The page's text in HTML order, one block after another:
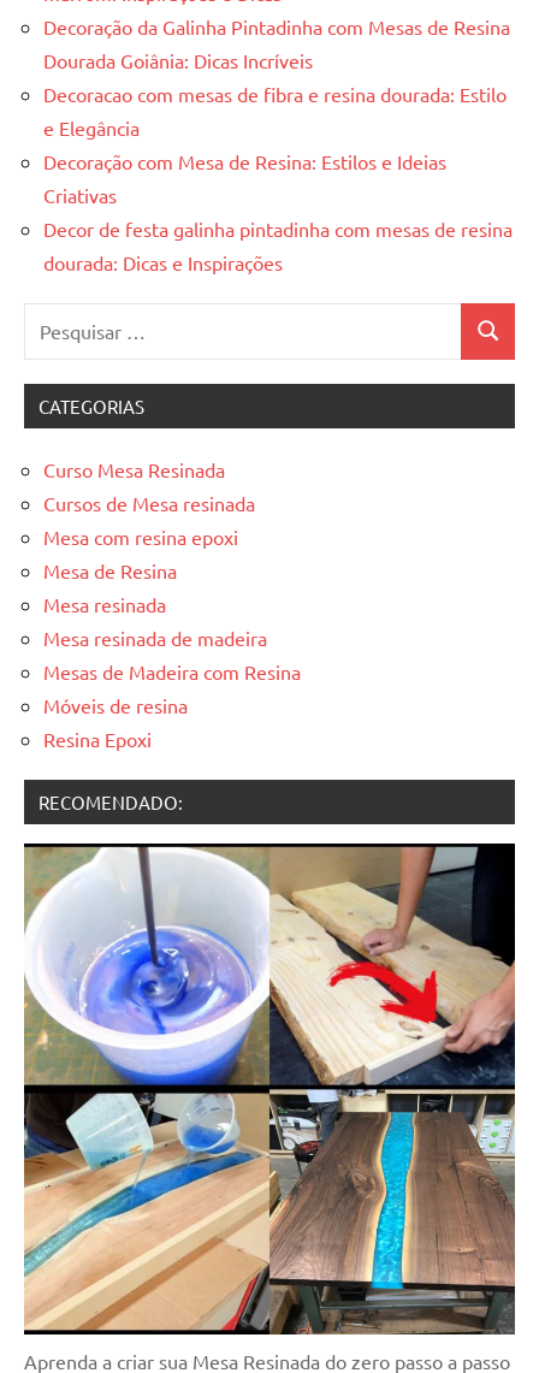
aqui
você
encontrará
tudo
o
para
transformar
seu
ambiente
com
peças
únicas.
conteúdo
é
focado
as
melhores
práticas
e
tendências
de
resinada
de
alta
qualidade,
como
populares
River
Tables
e
mesas
de
tampinhas
resinadas.
Decoração da Galinha Pintadinha com Mesas de Resina
Dourada Goiânia: Dicas Incríveis
Decoracao com mesas de fibra e resina dourada: Estilo
e Elegância
Decoração com Mesa de Resina: Estilos e Ideias
Criativas
Decor de festa galinha pintadinha com mesas de resina
dourada: Dicas e Inspirações
CATEGORIAS
Curso Mesa Resinada
Cursos de Mesa resinada
Mesa com resina epoxi
Mesa de Resina
Mesa resinada
Mesa resinada de madeira
Mesas de Madeira com Resina
Móveis de resina
Resina Epoxi
RECOMENDADO:
Aprenda a criar sua Mesa Resinada do zero passo a passo